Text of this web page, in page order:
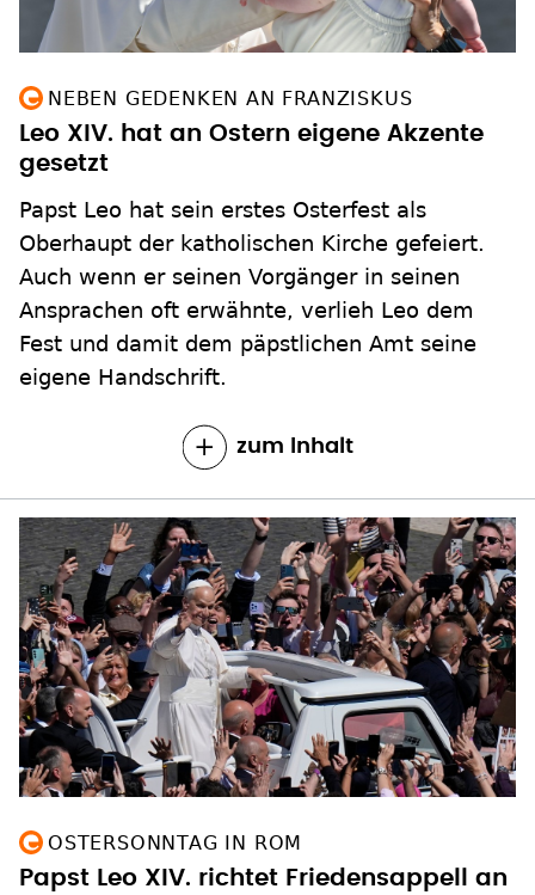
NEBEN GEDENKEN AN FRANZISKUS
Leo XIV. hat an Ostern eigene Akzente
gesetzt
Papst Leo hat sein erstes Osterfest als
Oberhaupt der katholischen Kirche gefeiert.
Auch wenn er seinen Vorgänger in seinen
Ansprachen oft erwähnte, verlieh Leo dem
Fest und damit dem päpstlichen Amt seine
eigene Handschrift.
zum Inhalt
OSTERSONNTAG IN ROM
Papst Leo XIV. richtet Friedensappell an